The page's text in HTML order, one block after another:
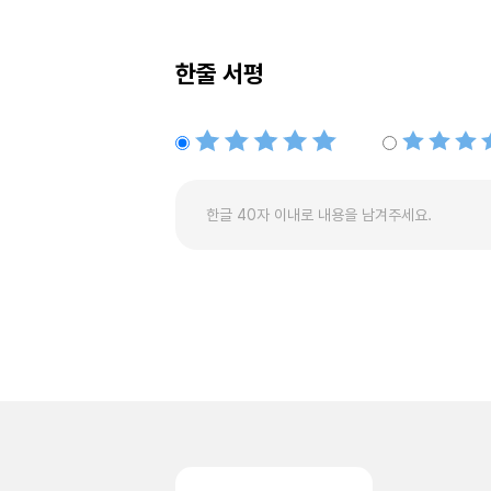
한줄 서평
별점5개 별점4개